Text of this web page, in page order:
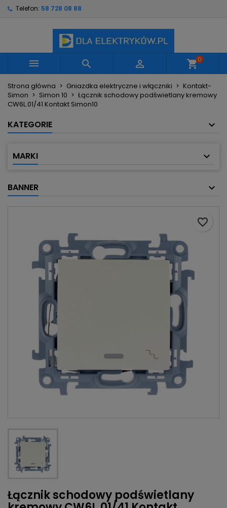
Telefon: 58 728 08 88
   shopping_cart0
Strona główna Gniazdka elektryczne i włączniki
Kontakt-
Simon
Simon 10
Łącznik schodowy podświetlany kremowy
CW6L.01/41 Kontakt Simon10
KATEGORIE
MARKI
BANNER
Łącznik schodowy podświetlany
favorite_border
Utwórz nową listę
Nazwa listy życzeń
Anuluj Utwórz listę życzeń
Musisz być zalogowany by zapisać produkty na
swojej liście życzeń.
Anuluj Zaloguj się